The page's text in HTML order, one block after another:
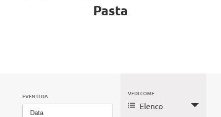
Pasta
Search
and
EVENTI DA
Evento
Views
VEDI COME
Elenco